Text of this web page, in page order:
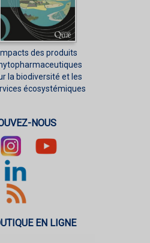
Impacts des produits
la biodiversité et les
écosystémiques
NOUS
EN LIGNE